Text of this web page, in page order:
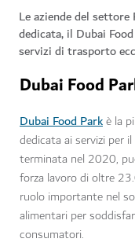
Le aziende del
dedicata, il Dubai
servizi di trasporto
Dubai Food
Dubai Food Parkè la
dedicata ai servizi per
terminata nel 2020,
forza lavoro di oltre
ruolo importante nel
alimentari per
consumatori.